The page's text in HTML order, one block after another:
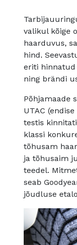
valikul kõige
haarduvus,
hind.
eriti hinnatud
ning brändi
Põhjamaade
UTAC
testis
klassi
tõhusam
ja tõhusaim
teedel.
seab
jõudluse